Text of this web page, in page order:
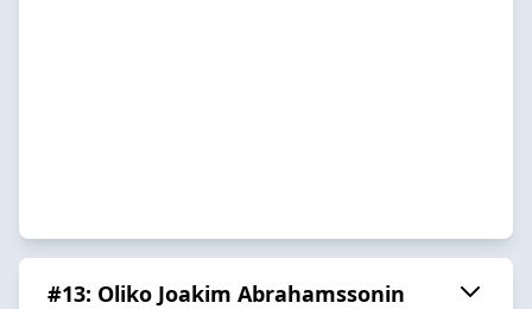
#13: Oliko Joakim Abrahamssonin